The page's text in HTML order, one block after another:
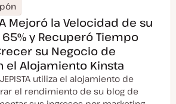
Mejoró la Velocidad de su
y Recuperó Tiempo
su Negocio de
el Alojamiento Kinsta
utiliza el alojamiento de
el rendimiento de su blog de